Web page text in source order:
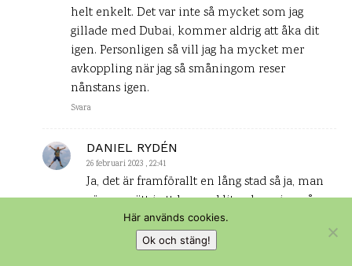
helt enkelt. Det var inte så mycket som jag
gillade med Dubai, kommer aldrig att åka dit
igen. Personligen så vill jag ha mycket mer
avkoppling när jag så småningom reser
nånstans igen.
Svara
DANIEL RYDÉN
26 februari 2023 , 22:41
Ja, det är framförallt en lång stad så ja, man
gör nog rätt i att ha med lite planering på
resan. Att börja med en enkel guidad busstur
tyckte vi var en bra start för att känna lite på
Här används cookies.
Ok och stäng!